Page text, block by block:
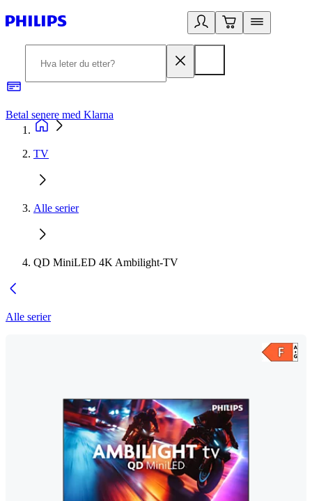
Betal senere med Klarna
TV
Alle serier
QD MiniLED 4K Ambilight-TV
Alle serier